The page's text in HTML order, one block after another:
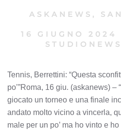
ASKANEWS ,
16 GIUGNO 2024
STUDIONEWS
Tennis, Berrettini: “Questa
po’”Roma, 16 giu. (askanews) –
giocato un torneo e una finale
andato molto vicino a vincerla,
male per un po’ ma ho vinto e